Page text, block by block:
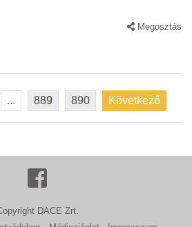
Megosztás
... 889 890 Következő
DACE Zrt.